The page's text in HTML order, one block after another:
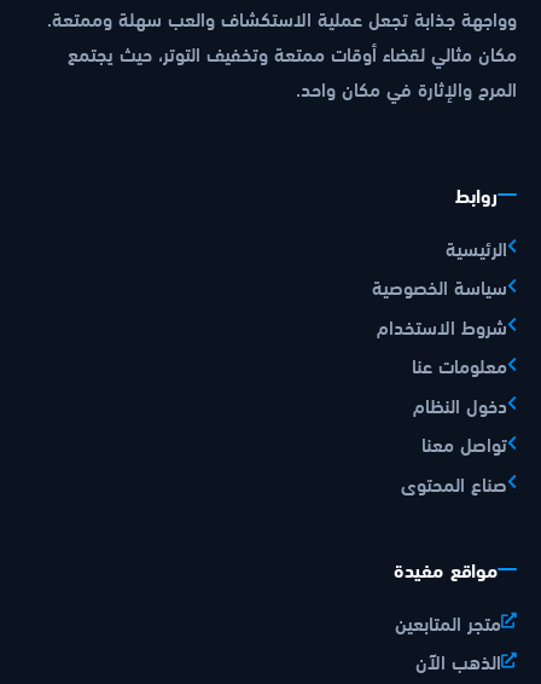
وواجهة جذابة تجعل عملية الاستكشاف والعب سهلة وممتعة.
مكان مثالي لقضاء أوقات ممتعة وتخفيف التوتر، حيث يجتمع
المرح والإثارة في مكان واحد.
روابط
الرئيسية
سياسة الخصوصية
شروط الاستخدام
معلومات عنا
دخول النظام
تواصل معنا
صناع المحتوى
مواقع مفيدة
متجر المتابعين
الذهب الآن